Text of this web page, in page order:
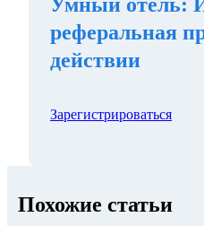
реферальная
действии
Зарегистрироваться
Похожие статьи